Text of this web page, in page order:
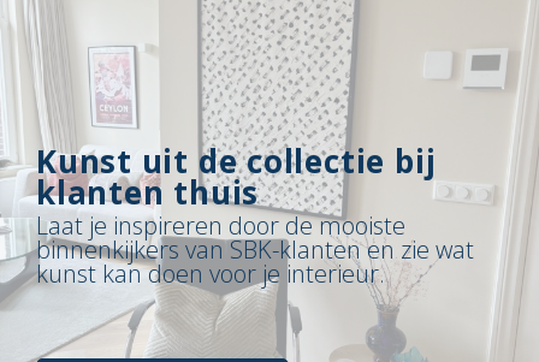
Kunst uit de collectie bij
klanten thuis
Laat je inspireren door de mooiste
binnenkijkers van SBK-klanten en zie wat
kunst kan doen voor je interieur.